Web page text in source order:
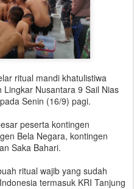
ritual mandi khatulistiwa
Nusantara 9 Sail Nias
Senin (16/9) pagi.
peserta kontingen
Bela Negara, kontingen
Saka Bahari.
ritual wajib yang sudah
termasuk KRI Tanjung